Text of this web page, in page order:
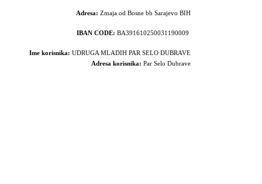
Adresa:Zmaja od Bosne bb Sarajevo BIH
IBAN CODE: BA391610250031190009
Ime korisnika: UDRUGA MLADIH PAR SELO DUBRAVE
Adresa korisnika: Par Selo Dubrave